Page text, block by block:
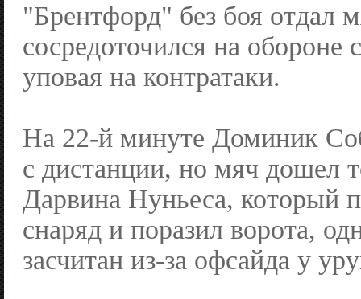
"Брентфорд" без боя отдал
сосредоточился на обороне
уповая на контратаки.
На 22-й минуте Доминик
с дистанции, но мяч дошел
Дарвина Нуньеса, который
снаряд и поразил ворота,
засчитан из-за офсайда у